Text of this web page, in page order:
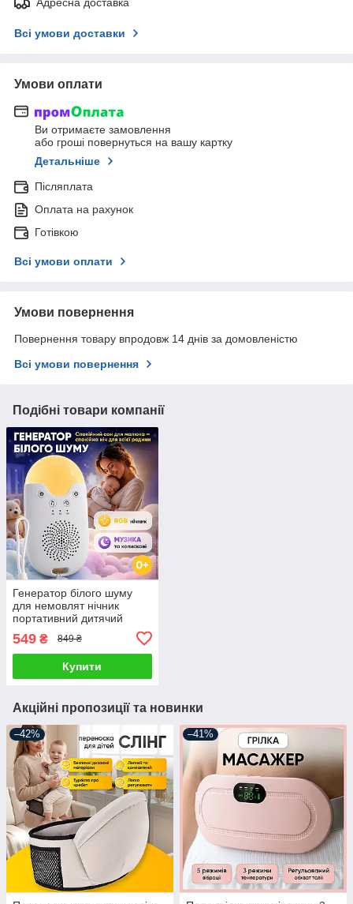
Всі умови доставки
Умови оплати
Ви отримаєте замовлення
або гроші повернуться на вашу картку
Детальніше
Післяплата
Оплата на рахунок
Готівкою
Всі умови оплати
Умови повернення
Повернення товару впродовж 14 днів за домовленістю
Всі умови повернення
Подібні товари компанії
Генератор білого шуму
для немовлят нічник
портативний дитячий
проекцією світильник
музика заспокійлива
549 ₴ 849 ₴
Купити
Акційні пропозиції та новинки
–42% –41%